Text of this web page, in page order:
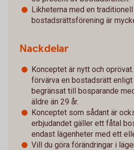
Likheterna med en traditionell
bostadsrättsförening är
Nackdelar
Konceptet är nytt och
förvärva en bostadsrätt enligt
begränsat till bosparande
äldre än 29 år.
Konceptet som sådant är
erbjudandet gäller ett fåtal
endast lägenheter med ett
Vill du göra förändringar i